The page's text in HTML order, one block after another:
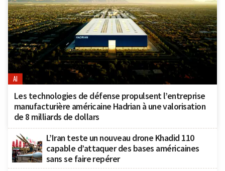
AI
Les technologies de défense propulsent l’entreprise
manufacturière américaine Hadrian à une valorisation
de 8 milliards de dollars
L’Iran teste un nouveau drone Khadid 110
capable d’attaquer des bases américaines
sans se faire repérer